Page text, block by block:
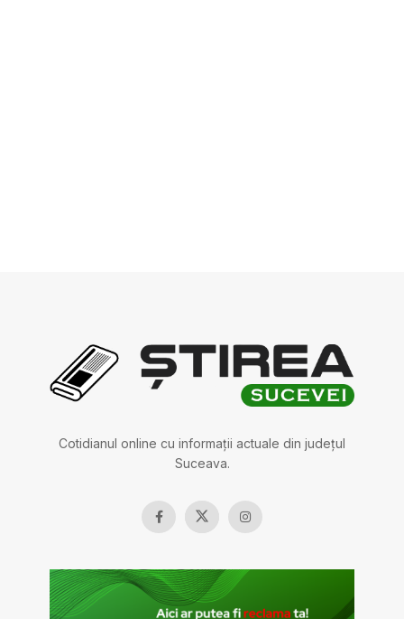
Cotidianul online cu informații actuale din județul
Suceava.